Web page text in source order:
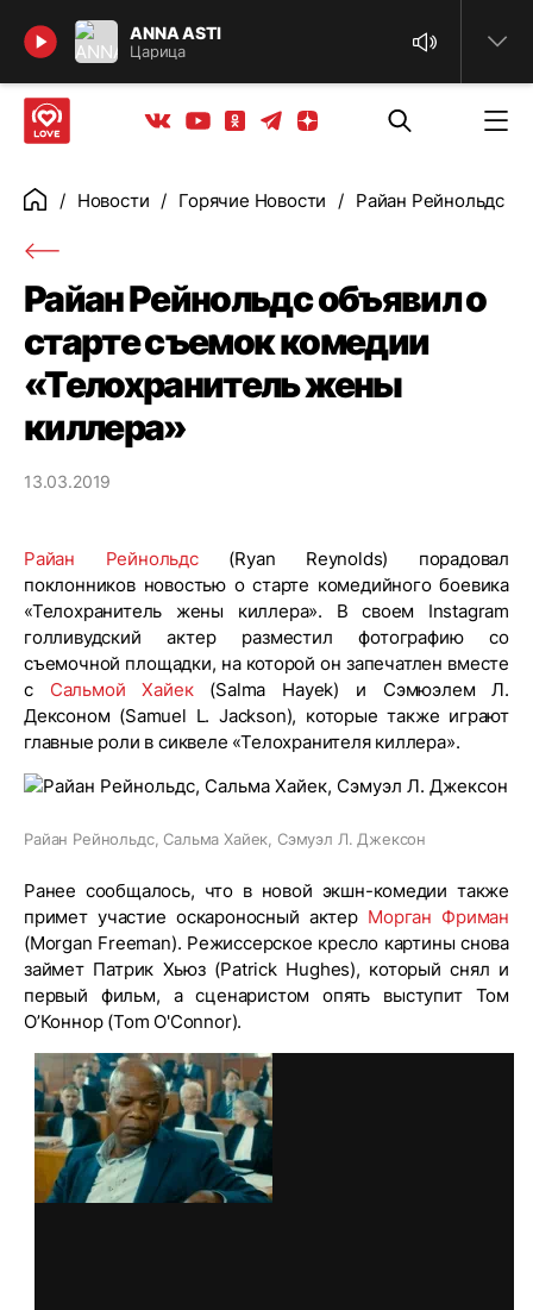
ANNA ASTI
Царица
Найти
Вконтакте
YoutubeОдноклассники
ТелеграмЯндекс дзен
ГлавнаяНовости Горячие Новости Райан Рейнольдс
Райан Рейнольдс объявил о
старте съемок комедии
«Телохранитель жены
киллера»
13.03.2019
Райан Рейнольдс(Ryan Reynolds) порадовал
поклонников новостью о старте комедийного боевика
«Телохранитель жены киллера». В своем Instagram
голливудский актер разместил фотографию со
съемочной площадки, на которой он запечатлен вместе
с Сальмой Хайек(Salma Hayek) и Сэмюэлем Л.
Дексоном (Samuel L. Jackson), которые также играют
главные роли в сиквеле «Телохранителя киллера».
Райан Рейнольдс, Сальма Хайек, Сэмуэл Л. Джексон
Ранее сообщалось, что в новой экшн-комедии также
примет участие оскароносный актер Морган Фриман
(Morgan Freeman). Режиссерское кресло картины снова
займет Патрик Хьюз (Patrick Hughes), который снял и
первый фильм, а сценаристом опять выступит Том
О’Коннор (Tom O'Connor).